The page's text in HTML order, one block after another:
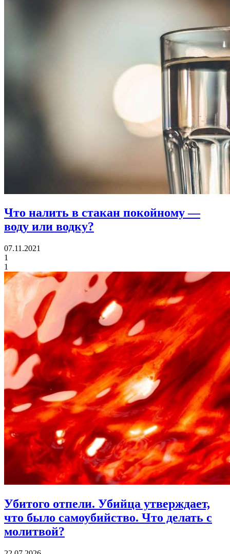
Что налить в стакан покойному—
воду или водку?
07.11.2021
1
1
Убитого отпели. Убийца утверждает,
что было самоубийство. Что делать с
молитвой?